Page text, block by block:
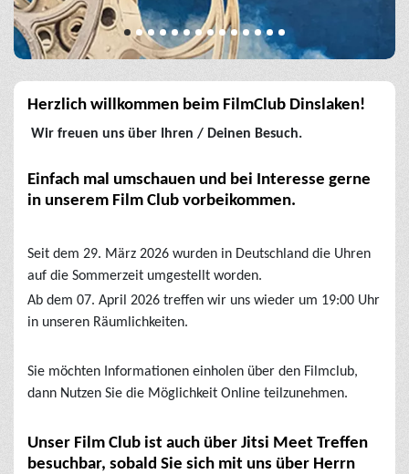
Herzlich willkommen beim FilmClub Dinslaken!
Wir freuen uns über Ihren / Deinen Besuch.
Einfach mal umschauen und bei Interesse gerne
in unserem Film Club vorbeikommen.
Seit dem 29. März 2026 wurden in Deutschland die Uhren
auf die Sommerzeit umgestellt worden.
Ab dem 07. April 2026 treffen wir uns wieder um 19:00 Uhr
in unseren Räumlichkeiten.
Sie möchten Informationen einholen über den Filmclub,
dann Nutzen Sie die Möglichkeit Online teilzunehmen.
Unser Film Club ist auch über Jitsi Meet Treffen
besuchbar, sobald Sie sich mit uns über Herrn